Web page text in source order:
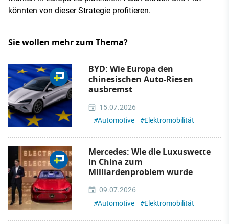
könnten von dieser Strategie profitieren.
Sie wollen mehr zum Thema?
BYD: Wie Europa den
chinesischen Auto-Riesen
ausbremst
15.07.2026
#Automotive #Elektromobilität
Mercedes: Wie die Luxuswette
in China zum
Milliardenproblem wurde
09.07.2026
#Automotive #Elektromobilität